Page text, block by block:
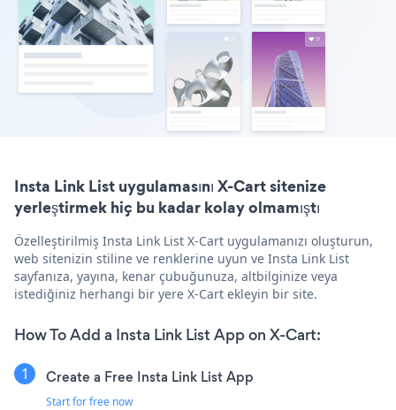
Insta Link List uygulamasını X-Cart sitenize
yerleştirmek hiç bu kadar kolay olmamıştı
Özelleştirilmiş Insta Link List X-Cart uygulamanızı oluşturun,
web sitenizin stiline ve renklerine uyun ve Insta Link List
sayfanıza, yayına, kenar çubuğunuza, altbilginize veya
istediğiniz herhangi bir yere X-Cart ekleyin bir site.
How To Add a Insta Link List App on X-Cart:
Create a Free Insta Link List App
Start for free now